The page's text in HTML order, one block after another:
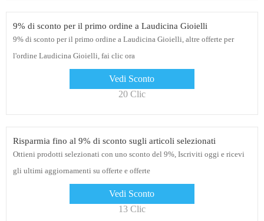
9% di sconto per il primo ordine a Laudicina Gioielli
9% di sconto per il primo ordine a Laudicina Gioielli, altre offerte per
l'ordine Laudicina Gioielli, fai clic ora
Vedi Sconto
20 Clic
Risparmia fino al 9% di sconto sugli articoli selezionati
Ottieni prodotti selezionati con uno sconto del 9%, Iscriviti oggi e ricevi
gli ultimi aggiornamenti su offerte e offerte
Vedi Sconto
13 Clic